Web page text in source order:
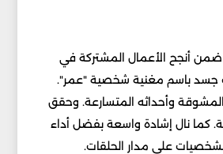
أنجح الأعمال المشتركة في
جسد باسم مغنية شخصية "عمر".
وأحداثه المتسارعة. وحقق
كما نال إشادة واسعة بفضل أداء
على مدار الحلقات.